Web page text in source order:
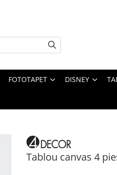
FOTOTAPET DISNEY
Tablou canvas 4